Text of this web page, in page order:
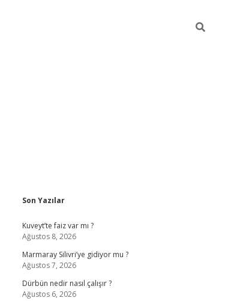
Sidebar
Son Yazılar
Kuveyt’te faiz var mı ?
Ağustos 8, 2026
Marmaray Silivri’ye gidiyor mu ?
Ağustos 7, 2026
Dürbün nedir nasıl çalışır ?
Ağustos 6, 2026